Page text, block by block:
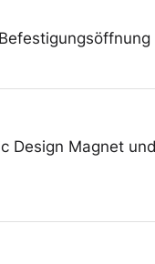
Design Magnet